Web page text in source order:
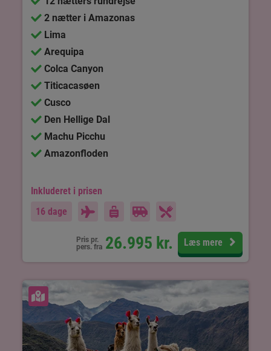
2 nætter i Amazonas
Lima
Arequipa
Colca Canyon
Titicacasøen
Cusco
Den Hellige Dal
Machu Picchu
Amazonfloden
Inkluderet i prisen
16 dage
Pris pr.
pers. fra 26.995 kr. Læs mere
Se kort